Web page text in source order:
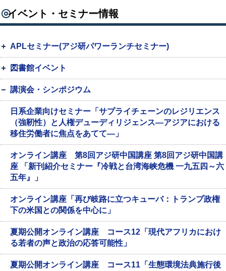
イベント・セミナー情報
APLセミナー(アジ研パワーランチセミナー)
図書館イベント
講演会・シンポジウム
日系企業向けセミナー「サプライチェーンのレジリエンス
（強靭性）と人権デューディリジェンス―アジアにおける
移住労働者に焦点をあてて―」
オンライン講座 第8回アジ研中国講座 第8回アジ研中国講
座 「新刊紹介セミナー『冷戦と台湾海峡危機 一九五四～六
五年』」
オンライン講座「再び岐路に立つキューバ：トランプ政権
下の米国との関係を中心に」
夏期公開オンライン講座 コース12「現代アフリカにおけ
る若者の声と政治の応答可能性」
夏期公開オンライン講座 コース11「生態環境法典施行後